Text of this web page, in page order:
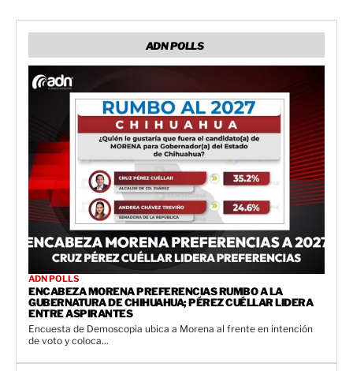
ADN POLLS
ADN POLLS
ENCABEZA MORENA PREFERENCIAS RUMBO A LA
GUBERNATURA DE CHIHUAHUA; PÉREZ CUÉLLAR LIDERA
ENTRE ASPIRANTES
Encuesta de Demoscopia ubica a Morena al frente en intención
de voto y coloca...